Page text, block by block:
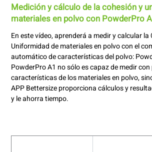
Medición y cálculo de la cohesión y
materiales en polvo con PowderPro
En este vídeo, aprenderá a medir y calcular la
Uniformidad de materiales en polvo con el
automático de características del polvo:
PowderPro A1 no sólo es capaz de medir
características de los materiales en polvo,
APP Bettersize proporciona cálculos y
y le ahorra tiempo.